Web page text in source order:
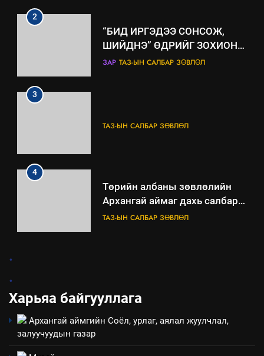
3
ТАЗ-ЫН САЛБАР ЗӨВЛӨЛ
4
Архангай аймаг дахь салбар
5
“Шинэтгэлээр түүчээлсэн
салбар зөвлөл” аяны хүрээнд
зохион байгуулах арга
ТАЗ-ЫН САЛБАР ЗӨВЛӨЛ
ИЛ ТОД БАЙДАЛ
7
.
.
Харьяа байгууллага
Архангай аймгийн Соёл, урлаг, аялал жуулчлал,
залуучуудын газар